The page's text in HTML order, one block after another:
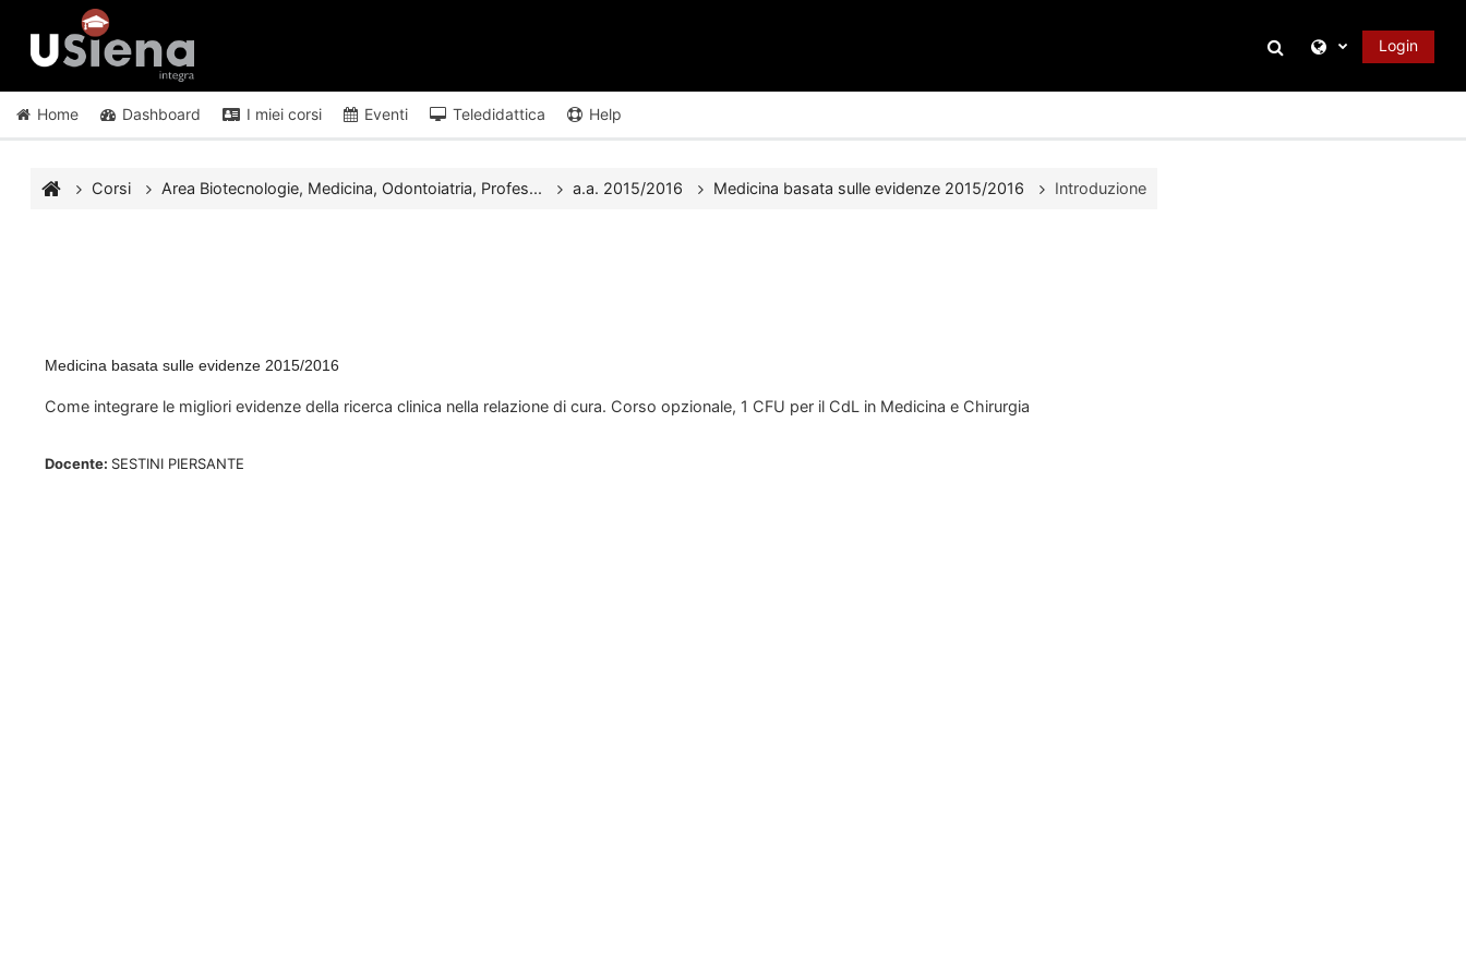
Vai al contenuto principale
Attiva/disattiva
Login
Home Dashboard I miei corsi Eventi Teledidattica Help
Corsi Area Biotecnologie, Medicina, Odontoiatria, Profes... a.a. 2015/2016 Medicina basata sulle evidenze 2015/2016 Introduzione
Medicina basata sulle evidenze 2015/2016
Come integrare le migliori evidenze della ricerca clinica nella relazione di cura. Corso opzionale, 1 CFU per il CdL in Medicina e Chirurgia
Docente: SESTINI PIERSANTE